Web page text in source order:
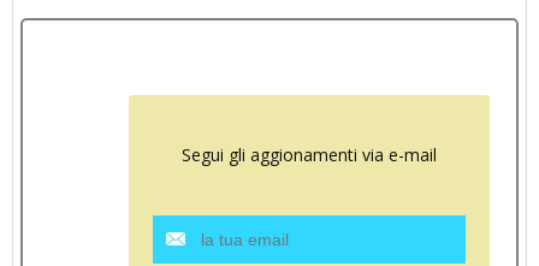
Segui gli aggionamenti via e-mail